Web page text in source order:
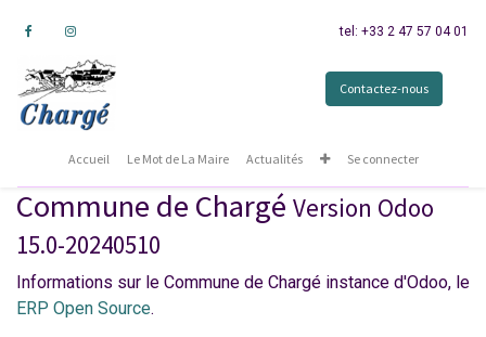
tel: +33 2 47 57 04 01
Contactez-nous
Accueil Le Mot de La Maire Actualités Se connecter
Commune de Chargé Version Odoo
15.0-20240510
Informations sur le Commune de Chargé instance d'Odoo, le
ERP Open Source.